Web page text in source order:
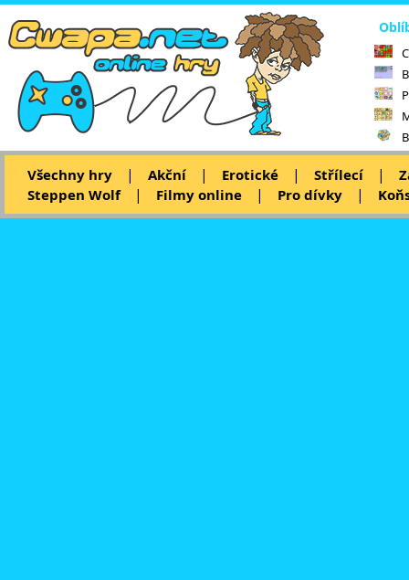
Všechny hry | Akční | Erotické | Střílecí |
Steppen Wolf
| Filmy online | Pro dívky |